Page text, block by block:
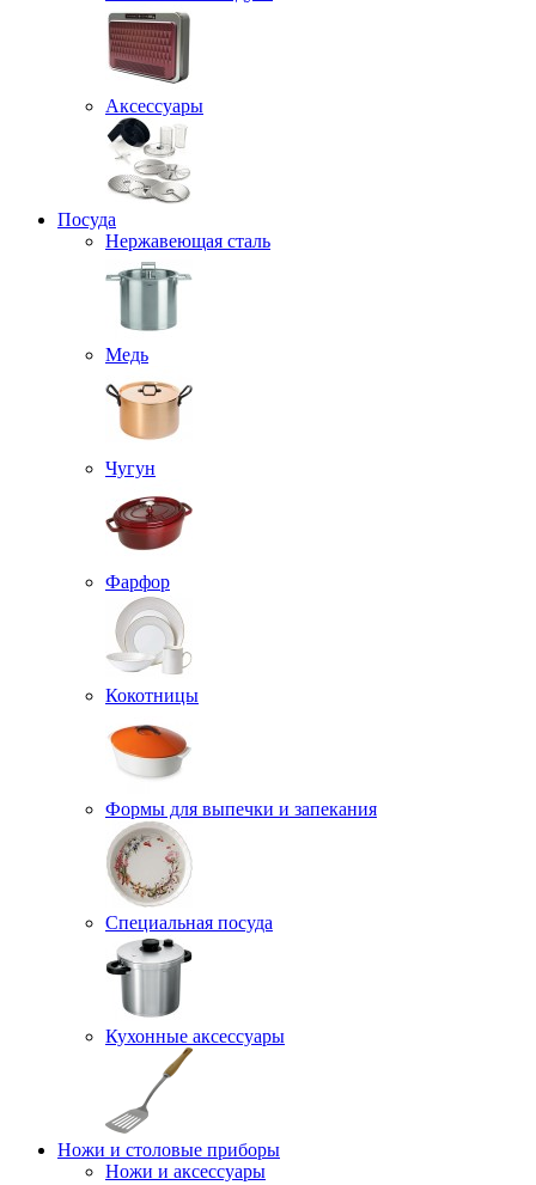
Аксессуары
Посуда
Нержавеющая сталь
Медь
Чугун
Фарфор
Кокотницы
Формы для выпечки и запекания
Специальная посуда
Кухонные аксессуары
Ножи и столовые приборы
Ножи и аксессуары